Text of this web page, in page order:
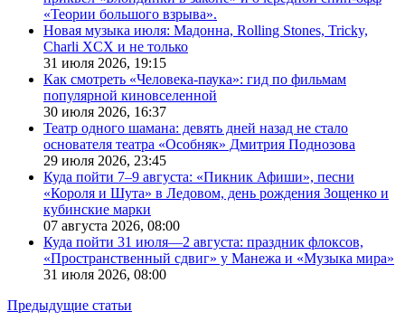
«Теории большого взрыва».
Новая музыка июля: Мадонна, Rolling Stones, Tricky,
Charli XCX и не только
31 июля 2026, 19:15
Как смотреть «Человека-паука»: гид по фильмам
популярной киновселенной
30 июля 2026, 16:37
Театр одного шамана: девять дней назад не стало
основателя театра «Особняк» Дмитрия Поднозова
29 июля 2026, 23:45
Куда пойти 7–9 августа: «Пикник Афиши», песни
«Короля и Шута» в Ледовом, день рождения Зощенко и
кубинские марки
07 августа 2026, 08:00
Куда пойти 31 июля—2 августа: праздник флоксов,
«Пространственный сдвиг» у Манежа и «Музыка мира»
31 июля 2026, 08:00
Предыдущие статьи